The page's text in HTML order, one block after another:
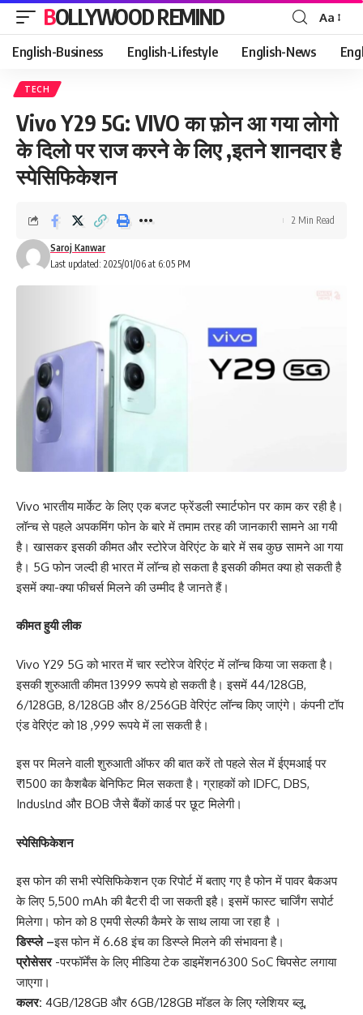
BOLLYWOOD REMIND
Font
Resizer
Aa
English-Business English-Lifestyle English-News
TECH
Vivo Y29 5G: VIVO का फ़ोन आ गया लोगो
के दिलो पर राज करने के लिए ,इतने शानदार है
स्पेसिफिकेशन
Last updated: 2025/01/06 at 6:05 PM
Saroj Kanwar
2 Min Read
Vivo भारतीय मार्केट के लिए एक बजट फ्रेंडली स्मार्टफोन पर काम कर रही है।
लॉन्च से पहले अपकमिंग फोन के बारे में तमाम तरह की जानकारी सामने आ गयी
है। खासकर इसकी कीमत और स्टोरेज वेरिएंट के बारे में सब कुछ सामने आ गया
है। 5G फोन जल्दी ही भारत में लॉन्च हो सकता है इसकी कीमत क्या हो सकती है
इसमें क्या-क्या फीचर्स मिलने की उम्मीद है जानते हैं।
कीमत हुयी लीक
Vivo Y29 5G को भारत में चार स्टोरेज वेरिएंट में लॉन्च किया जा सकता है।
इसकी शुरुआती कीमत 13999 रूपये हो सकती है। इसमें 44/128GB,
6/128GB, 8/128GB और 8/256GB वेरिएंट लॉन्च किए जाएंगे। कंपनी टॉप
एंड वेरिएंट को 18 ,999 रूपये में ला सकती है।
इस पर मिलने वाली शुरुआती ऑफर की बात करें तो पहले सेल में ईएमआई पर
₹1500 का कैशबैक बेनिफिट मिल सकता है। ग्राहकों को IDFC, DBS,
Induslnd और BOB जैसे बैंकों कार्ड पर छूट मिलेगी।
स्पेसिफिकेशन
इस फोन की सभी स्पेसिफिकेशन एक रिपोर्ट में बताए गए है फोन में पावर बैकअप
के लिए 5,500 mAh की बैटरी दी जा सकती इहै। इसमें फास्ट चार्जिंग सपोर्ट
मिलेगा। फोन को 8 एमपी सेल्फी कैमरे के साथ लाया जा रहा है ।
डिस्प्ले –इस फोन में 6.68 इंच का डिस्प्ले मिलने की संभावना है।
प्रोसेसर-परफॉर्मेंस के लिए मीडिया टेक डाइमेंशन6300 SoC चिपसेट लगाया
जाएगा।
कलर: 4GB/128GB और 6GB/128GB मॉडल के लिए ग्लेशियर ब्लू,